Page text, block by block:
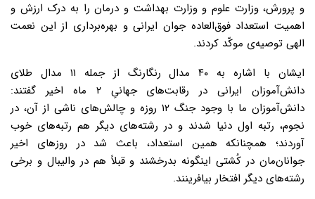
و پرورش، وزارت علوم و وزارت بهداشت و درمان را به درک ارزش و
اهمیت استعداد فوق‌العاده جوان ایرانی و بهره‌برداری از این نعمت
الهی توصیه‌ی موکّد کردند.
ایشان با اشاره به ۴۰ مدال رنگارنگ از جمله ۱۱ مدال طلای
دانش‌آموزان ایرانی در رقابت‌های جهانیِ ۲ ماه اخیر گفتند:
دانش‌آموزان ما با وجود جنگ ۱۲ روزه و چالش‌های ناشی از آن، در
نجوم، رتبه اول دنیا شدند و در رشته‌های دیگر هم رتبه‌های خوب
آوردند؛ همچنانکه همین استعداد، باعث شد در روزهای اخیر
جوانان‌مان در کُشتی اینگونه بدرخشند و قبلاً هم در والیبال و برخی
رشته‌های دیگر افتخار بیافرینند.